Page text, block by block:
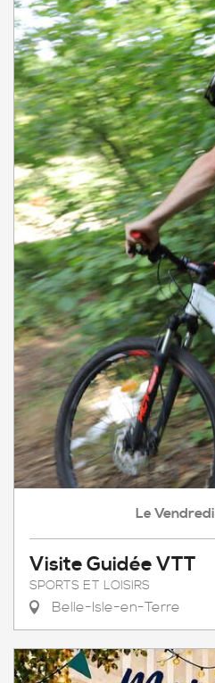
Le Vendredi
Visite Guidée VTT
SPORTS ET LOISIRS
Belle-Isle-en-Terre